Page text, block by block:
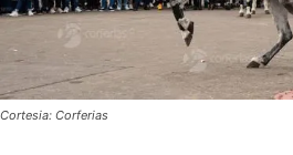
Cortesia: Corferias